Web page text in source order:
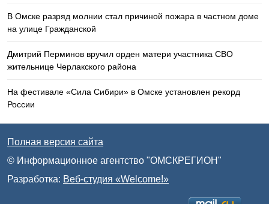
В Омске разряд молнии стал причиной пожара в частном доме
на улице Гражданской
Дмитрий Перминов вручил орден матери участника СВО
жительнице Черлакского района
На фестивале «Сила Сибири» в Омске установлен рекорд
России
Полная версия сайта
© Информационное агентство "ОМСКРЕГИОН"
Разработка: Веб-студия «Welcome!»